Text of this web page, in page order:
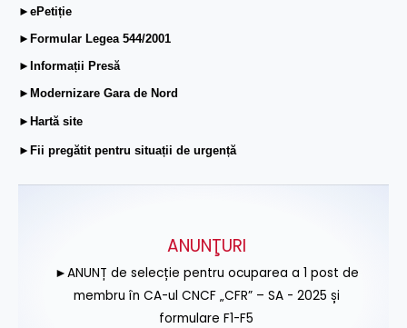
►ePetiție
►Formular Legea 544/2001
►Informații Presă
►Modernizare Gara de Nord
►Hartă site
►Fii pregătit pentru situații de urgență
ANUNŢURI
►ANUNȚ de selecție pentru ocuparea a 1 post de
membru în CA-ul CNCF „CFR” – SA - 2025 și
formulare F1-F5